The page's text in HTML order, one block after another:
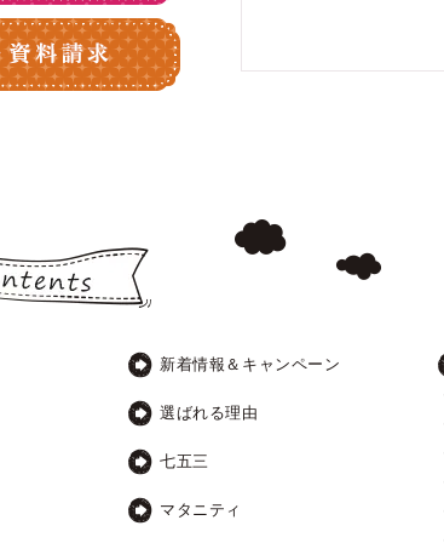
新着情報＆キャンペーン
選ばれる理由
七五三
マタニティ